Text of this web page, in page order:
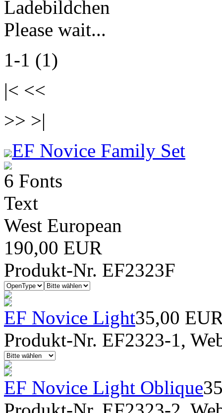
Please wait...
1-1 (1)
|< <<
>> >|
EF Novice Family Set
6 Fonts
Text
West European
190,00 EUR
Produkt-Nr. EF2323F
EF Novice Light35,00
Produkt-Nr. EF2323-1,
EF Novice Light Oblique